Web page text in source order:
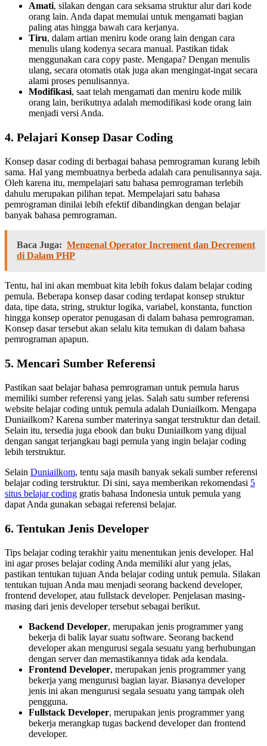
Amati, silakan dengan cara seksama struktur alur dari kode
orang lain. Anda dapat memulai untuk mengamati bagian
paling atas hingga bawah cara kerjanya.
Tiru, dalam artian meniru kode orang lain dengan cara
menulis ulang kodenya secara manual. Pastikan tidak
menggunakan cara copy paste. Mengapa? Dengan menulis
ulang, secara otomatis otak juga akan mengingat-ingat secara
alami proses penulisannya.
Modifikasi, saat telah mengamati dan meniru kode milik
orang lain, berikutnya adalah memodifikasi kode orang lain
menjadi versi Anda.
4. Pelajari Konsep Dasar Coding
Konsep dasar coding di berbagai bahasa pemrograman kurang lebih
sama. Hal yang membuatnya berbeda adalah cara penulisannya saja.
Oleh karena itu, mempelajari satu bahasa pemrograman terlebih
dahulu merupakan pilihan tepat. Mempelajari satu bahasa
pemrograman dinilai lebih efektif dibandingkan dengan belajar
banyak bahasa pemrograman.
Baca Juga: Mengenal Operator Increment dan Decrement
di Dalam PHP
Tentu, hal ini akan membuat kita lebih fokus dalam belajar coding
pemula. Beberapa konsep dasar coding terdapat konsep struktur
data, tipe data, string, struktur logika, variabel, konstanta, function
hingga konsep operator penugasan di dalam bahasa pemrograman.
Konsep dasar tersebut akan selalu kita temukan di dalam bahasa
pemrograman apapun.
5. Mencari Sumber Referensi
Pastikan saat belajar bahasa pemrograman untuk pemula harus
memiliki sumber referensi yang jelas. Salah satu sumber referensi
website belajar coding untuk pemula adalah Duniailkom. Mengapa
Duniailkom? Karena sumber materinya sangat terstruktur dan detail.
Selain itu, tersedia juga ebook dan buku Duniailkom yang dijual
dengan sangat terjangkau bagi pemula yang ingin belajar coding
lebih terstruktur.
Selain Duniailkom, tentu saja masih banyak sekali sumber referensi
belajar coding terstruktur. Di sini, saya memberikan rekomendasi 5
situs belajar coding gratis bahasa Indonesia untuk pemula yang
dapat Anda gunakan sebagai referensi belajar.
6. Tentukan Jenis Developer
Tips belajar coding terakhir yaitu menentukan jenis developer. Hal
ini agar proses belajar coding Anda memiliki alur yang jelas,
pastikan tentukan tujuan Anda belajar coding untuk pemula. Silakan
tentukan tujuan Anda mau menjadi seorang backend developer,
frontend developer, atau fullstack developer. Penjelasan masing-
masing dari jenis developer tersebut sebagai berikut.
Backend Developer, merupakan jenis programmer yang
bekerja di balik layar suatu software. Seorang backend
developer akan mengurusi segala sesuatu yang berhubungan
dengan server dan memastikannya tidak ada kendala.
Frontend Developer, merupakan jenis programmer yang
bekerja yang mengurusi bagian layar. Biasanya developer
jenis ini akan mengurusi segala sesuatu yang tampak oleh
pengguna.
Fullstack Developer, merupakan jenis programmer yang
bekerja merangkap tugas backend developer dan frontend
developer.